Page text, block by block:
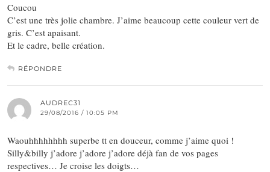
Coucou
C’est une très jolie chambre. J’aime beaucoup cette couleur vert de
gris. C’est apaisant.
Et le cadre, belle création.
RÉPONDRE
AUDREC31
29/08/2016 / 10:05 PM
Waouhhhhhhhh superbe tt en douceur, comme j’aime quoi !
Silly&billy j’adore j’adore j’adore déjà fan de vos pages
respectives… Je croise les doigts…